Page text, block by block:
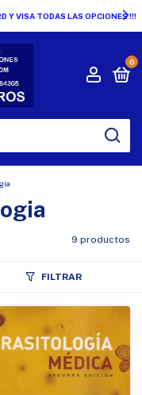
LAS OPCIONES !!!
0
9 productos
FILTRAR